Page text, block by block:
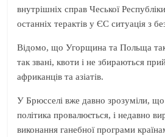
внутрішніх справ Чеської
останніх терактів у ЄС ситуація з
Відомо, що Угорщина та Польща
так звані, квоти і не збираються
африканців та азіатів.
У Брюсселі вже давно зрозуміли, що
політика провалюється, і недавно
виконання ганебної програми